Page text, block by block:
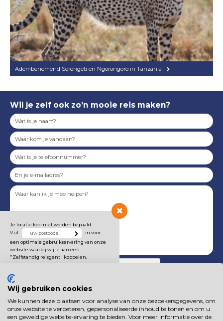
Adembenemend Serengeti en Ngorongoro in Tanzania
Wil je zelf ook zo’n mooie reis maken?
Onzeprivacyverklaringis van toepassing.
Je locatie kon niet worden bepaald.
Vul
in voor
een optimale gebruikservaring van onze
website waarbij wij je aan een
"Zelfstandig reisgent" koppelen.
Wij gebruiken cookies
We kunnen deze plaatsen voor analyse van onze bezoekersgegevens, om
onze website te verbeteren, gepersonaliseerde inhoud te tonen en om u
een geweldige website-ervaring te bieden. Voor meer informatie over de